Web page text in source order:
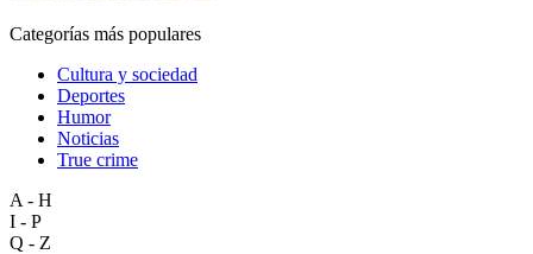
Categorías más populares
Cultura y sociedad
Deportes
Humor
Noticias
True crime
A - H
I - P
Q - Z